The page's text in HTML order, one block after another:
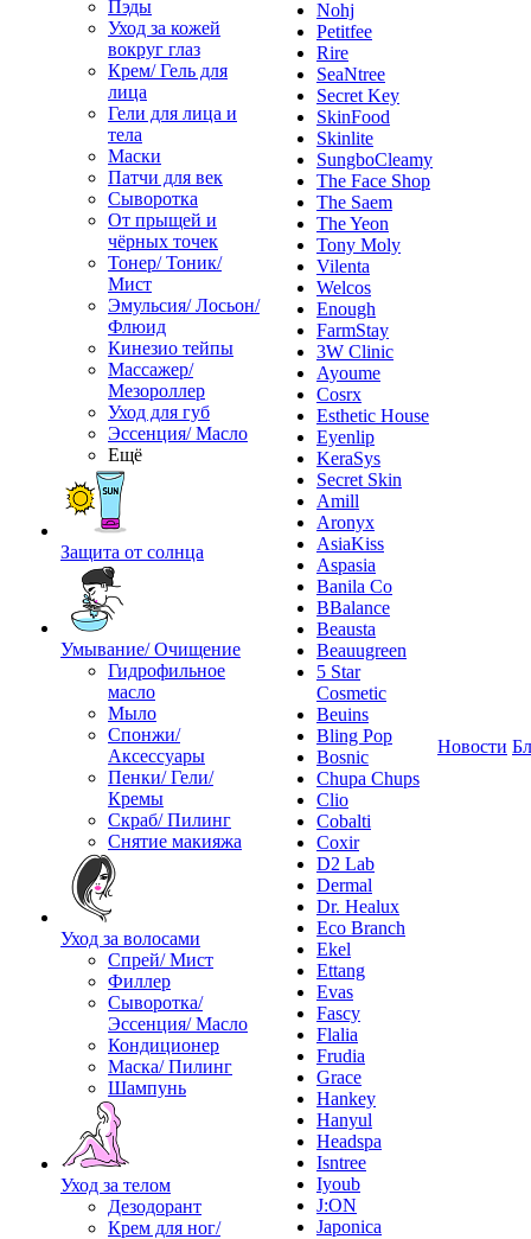
Пэды
Уход за кожей
вокруг глаз
Крем/ Гель для
лица
Гели для лица и
тела
Маски
Патчи для век
Сыворотка
От прыщей и
чёрных точек
Тонер/ Тоник/
Мист
Эмульсия/ Лосьон/
Флюид
Кинезио тейпы
Массажер/
Мезороллер
Уход для губ
Эссенция/ Масло
Ещё
Защита от солнца
Умывание/ Очищение
Гидрофильное
масло
Мыло
Спонжи/
Аксессуары
Пенки/ Гели/
Кремы
Скраб/ Пилинг
Снятие макияжа
Уход за волосами
Спрей/ Мист
Филлер
Сыворотка/
Эссенция/ Масло
Кондиционер
Маска/ Пилинг
Шампунь
Уход за телом
Дезодорант
Крем для ног/
Nohj
Petitfee
Rire
SeaNtree
Secret Key
SkinFood
Skinlite
SungboCleamy
The Face Shop
The Saem
The Yeon
Tony Moly
Vilenta
Welcos
Enough
FarmStay
3W Clinic
Ayoume
Cosrx
Esthetic House
Eyenlip
KeraSys
Secret Skin
Amill
Aronyx
AsiaKiss
Aspasia
Banila Co
BBalance
Beausta
Beauugreen
5 Star
Cosmetic
Beuins
Bling Pop
Bosnic
Chupa Chups
Clio
Cobalti
Coxir
D2 Lab
Dermal
Dr. Healux
Eco Branch
Ekel
Ettang
Evas
Fascy
Flalia
Frudia
Grace
Hankey
Hanyul
Headspa
Isntree
Iyoub
J:ON
Japonica
Новости